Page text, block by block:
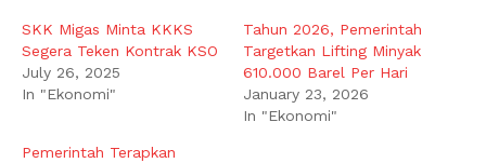
SKK Migas Minta KKKS
Segera Teken Kontrak KSO
July 26, 2025
In "Ekonomi"
Tahun 2026, Pemerintah
Targetkan Lifting Minyak
610.000 Barel Per Hari
January 23, 2026
In "Ekonomi"
Pemerintah Terapkan